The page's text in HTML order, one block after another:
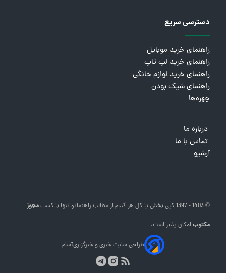
دسترسی سریع
راهنمای خرید موبایل
راهنمای خرید لپ تاپ
راهنمای خرید لوازم خانگی
راهنمای شیک بودن
چهره‌ها
درباره ما
تماس با ما
آرشیو
© 1403 - 1397 کپی بخش یا کل هر کدام از مطالب راهنماتو تنها با کسبمجوز
مکتوبامکان پذیر است.
طراحی سایت خبری و خبرگزاریآسام